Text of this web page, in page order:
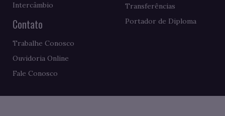
Intercâmbio
Contato
Trabalhe Conosco
Ouvidoria Online
Fale Conosco
Transferências
Portador de Diploma